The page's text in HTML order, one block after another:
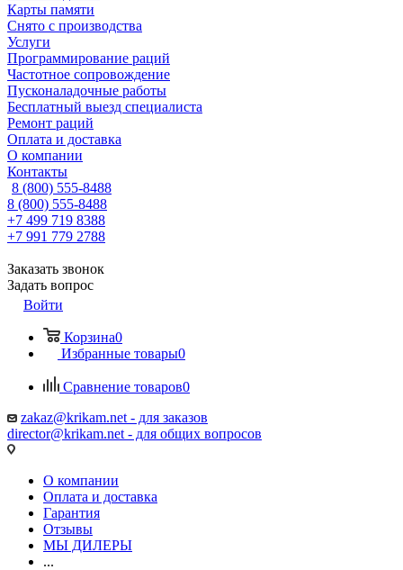
Карты памяти
Снято с производства
Услуги
Программирование раций
Частотное сопровождение
Пусконаладочные работы
Бесплатный выезд специалиста
Ремонт раций
Оплата и доставка
О компании
Контакты
8 (800) 555-8488
8 (800) 555-8488
+7 499 719 8388
+7 991 779 2788
Заказать звонок
Задать вопрос
Войти
Корзина0
Избранные товары0
Сравнение товаров0
zakaz@krikam.net - для заказов
director@krikam.net - для общих вопросов
О компании
Оплата и доставка
Гарантия
Отзывы
МЫ ДИЛЕРЫ
...